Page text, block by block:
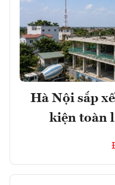
Hà Nội sắp
kiện toàn